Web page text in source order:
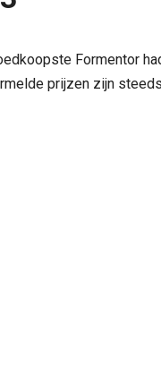
Formentor
prijzen zijn